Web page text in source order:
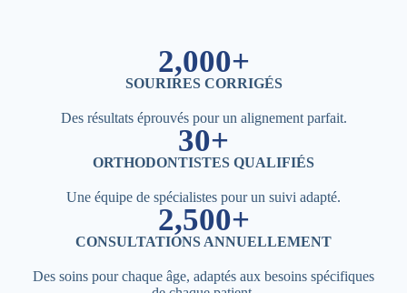
2,000+
SOURIRES CORRIGÉS
Des résultats éprouvés pour un alignement parfait.
30+
ORTHODONTISTES QUALIFIÉS
Une équipe de spécialistes pour un suivi adapté.
2,500+
CONSULTATIONS ANNUELLEMENT
Des soins pour chaque âge, adaptés aux besoins spécifiques